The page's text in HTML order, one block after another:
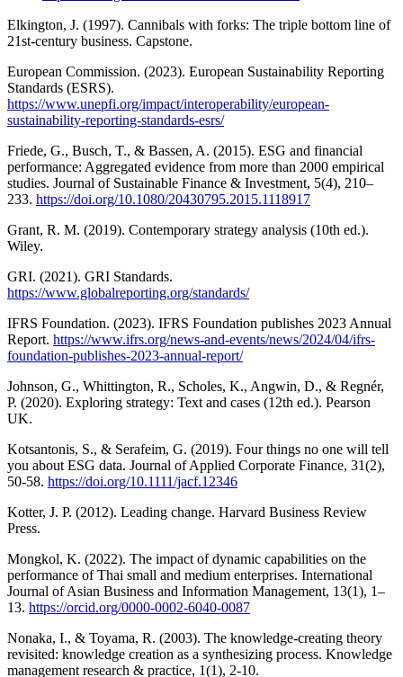
Elkington, J. (1997). Cannibals with forks: The triple bottom line of
21st-century business. Capstone.
European Commission. (2023). European Sustainability Reporting
Standards (ESRS).
https://www.unepfi.org/impact/interoperability/european-
sustainability-reporting-standards-esrs/
Friede, G., Busch, T., & Bassen, A. (2015). ESG and financial
performance: Aggregated evidence from more than 2000 empirical
studies. Journal of Sustainable Finance & Investment, 5(4), 210–
233. https://doi.org/10.1080/20430795.2015.1118917
Grant, R. M. (2019). Contemporary strategy analysis (10th ed.).
Wiley.
GRI. (2021). GRI Standards.
https://www.globalreporting.org/standards/
IFRS Foundation. (2023). IFRS Foundation publishes 2023 Annual
Report. https://www.ifrs.org/news-and-events/news/2024/04/ifrs-
foundation-publishes-2023-annual-report/
Johnson, G., Whittington, R., Scholes, K., Angwin, D., & Regnér,
P. (2020). Exploring strategy: Text and cases (12th ed.). Pearson
UK.
Kotsantonis, S., & Serafeim, G. (2019). Four things no one will tell
you about ESG data. Journal of Applied Corporate Finance, 31(2),
50-58. https://doi.org/10.1111/jacf.12346
Kotter, J. P. (2012). Leading change. Harvard Business Review
Press.
Mongkol, K. (2022). The impact of dynamic capabilities on the
performance of Thai small and medium enterprises. International
Journal of Asian Business and Information Management, 13(1), 1–
13. https://orcid.org/0000-0002-6040-0087
Nonaka, I., & Toyama, R. (2003). The knowledge-creating theory
revisited: knowledge creation as a synthesizing process. Knowledge
management research & practice, 1(1), 2-10.